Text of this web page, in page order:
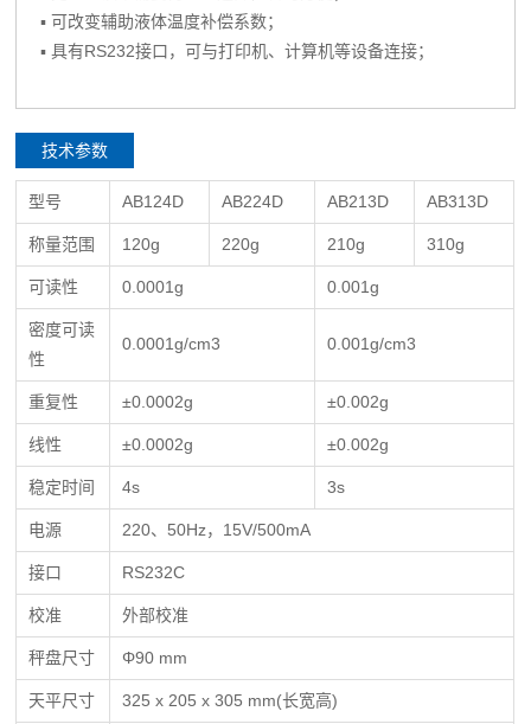
▪ 可改变辅助液体温度补偿系数；
▪ 具有RS232接口，可与打印机、计算机等设备连接；
技术参数
型号 AB124D AB224D AB213D AB313D
称量范围 120g 220g 210g 310g
可读性 0.0001g 0.001g
密度可读
性
0.0001g/cm3 0.001g/cm3
重复性 ±0.0002g ±0.002g
线性 ±0.0002g ±0.002g
稳定时间 4s 3s
电源 220、50Hz，15V/500mA
接口 RS232C
校准 外部校准
秤盘尺寸 Φ90 mm
天平尺寸 325 x 205 x 305 mm(长宽高)